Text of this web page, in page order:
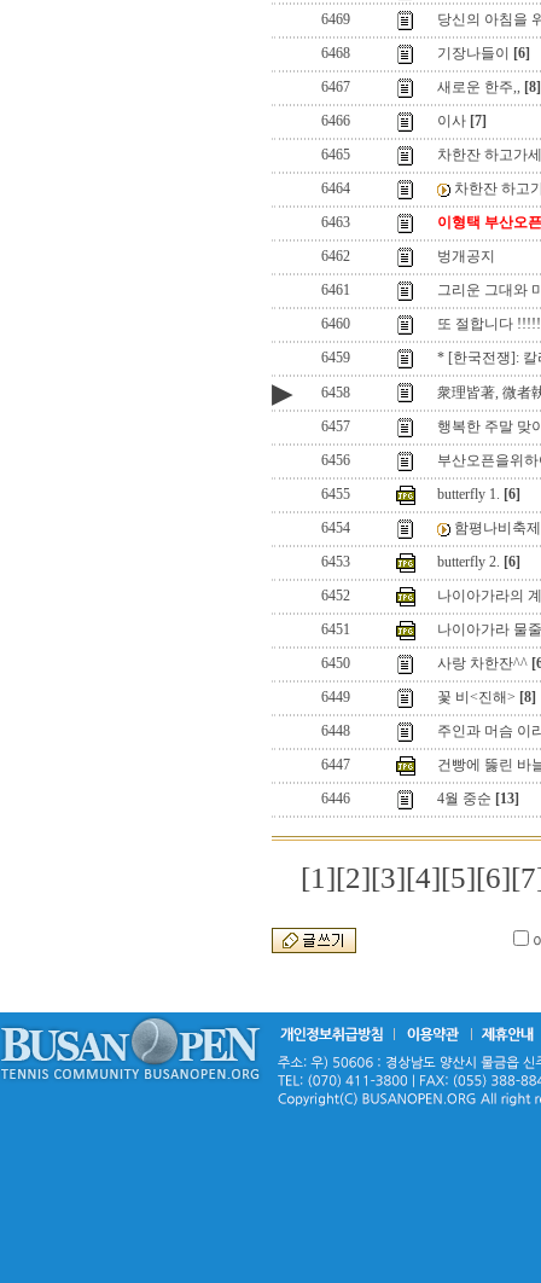
6469
당신의 아침을
6468
기장나들이
[6]
6467
새로운 한주,, [8]
6466
이사 [7]
6465
차한잔 하고가
6464
차한잔 하고
6463
이형택 부산오
6462
벙개공지
6461
그리운 그대와
6460
또 절합니다
6459
* [한국전쟁]: 칼
▶ 6458
衆理皆著, 微者
6457
행복한 주말 맞
6456
부산오픈을위
6455
butterfly 1. [6]
6454
함평나비축
6453
butterfly 2. [6]
6452
나이아가라의
6451
나이아가라 물
6450
사랑 차한잔^^
6449
꽃 비<진해> [8]
6448
주인과 머슴 이
6447
건빵에 뚫린 바
6446
4월 중순 [13]
[1][2][3][4][5][6]